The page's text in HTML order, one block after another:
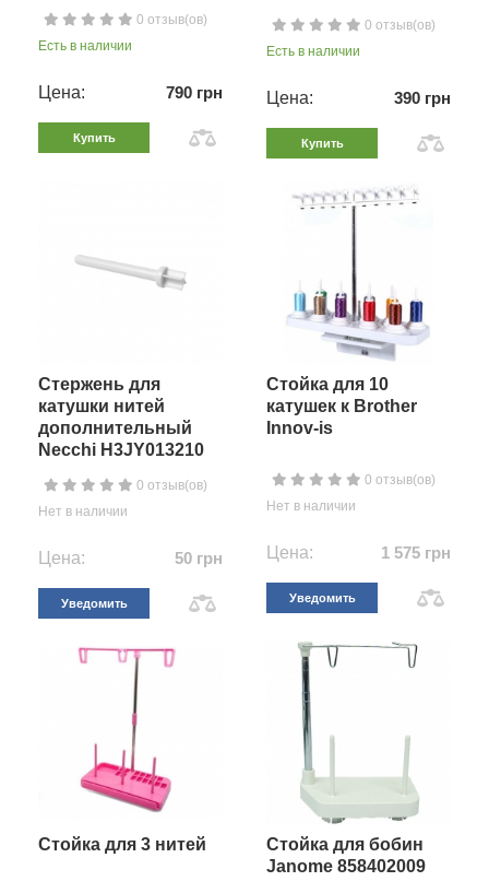
0 отзыв(ов)
Есть в наличии
Цена: 790 грн
Купить
0 отзыв(ов)
Есть в наличии
Цена: 390 грн
Купить
Стержень для
катушки нитей
дополнительный
Necchi H3JY013210
0 отзыв(ов)
Нет в наличии
Цена: 50 грн
Уведомить
Стойка для 10
катушек к Brother
Innov-is
0 отзыв(ов)
Нет в наличии
Цена: 1 575 грн
Уведомить
Стойка для 3 нитей
Стойка для бобин
Janome 858402009